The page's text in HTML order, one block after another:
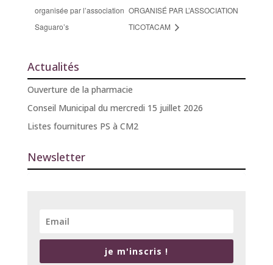
organisée par l’association
Saguaro’s
ORGANISÉ PAR L’ASSOCIATION
TICOTACAM
Actualités
Ouverture de la pharmacie
Conseil Municipal du mercredi 15 juillet 2026
Listes fournitures PS à CM2
Newsletter
je m'inscris !